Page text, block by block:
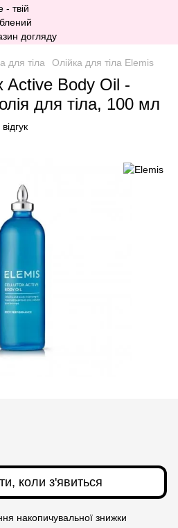
для тіла Олійка для тіла Elemis
Active Body Oil -
для тіла, 100 мл
коли з'явиться
накопичувальної знижки